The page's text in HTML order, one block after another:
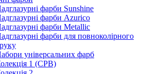
фарби Sunshine
фарби Azurico
фарби Metallic
фарби для повноколірного
універсальних фарб
1 (CPB)